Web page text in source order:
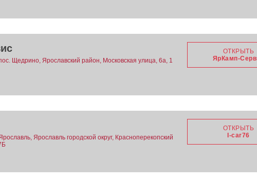
Щедрино, Ярославский район, Московская улица, 6а, 1
ОТКРЫТЬ
ЯрКамп-
Ярославль городской округ, Красноперекопский
ОТКРЫТЬ
I-car76